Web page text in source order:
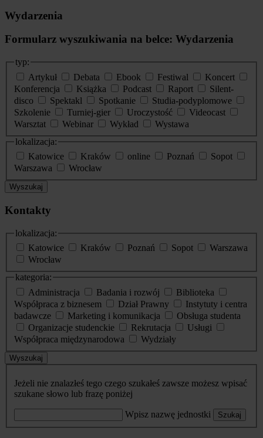
Wydarzenia
Formularz wyszukiwania na belce: Wydarzenia
typ:
Artykuł
Debata Ebook Festiwal
Koncert
Konferencja
Książka Podcast Raport
Silent-
disco
Spektakl Spotkanie
Studia-podyplomowe
Szkolenie
Turniej-gier Uroczystość
Videocast
Warsztat
Webinar Wykład
Wystawa
lokalizacja:
Katowice
Kraków online Poznań
Sopot
Warszawa
Wrocław
Wyszukaj
Kontakty
lokalizacja:
Katowice
Kraków Poznań Sopot
Warszawa
Wrocław
kategoria:
Administracja
Badania i rozwój
Biblioteka
Współpraca z biznesem
Dział Prawny
Instytuty i centra
badawcze
Marketing i komunikacja
Obsługa studenta
Organizacje studenckie
Rekrutacja
Usługi
Współpraca międzynarodowa
Wydziały
Wyszukaj
Jeżeli nie znalazłeś tego czego szukałeś zawsze możesz wpisać
szukane słowo lub frazę poniżej
Wpisz nazwę jednostki Szukaj